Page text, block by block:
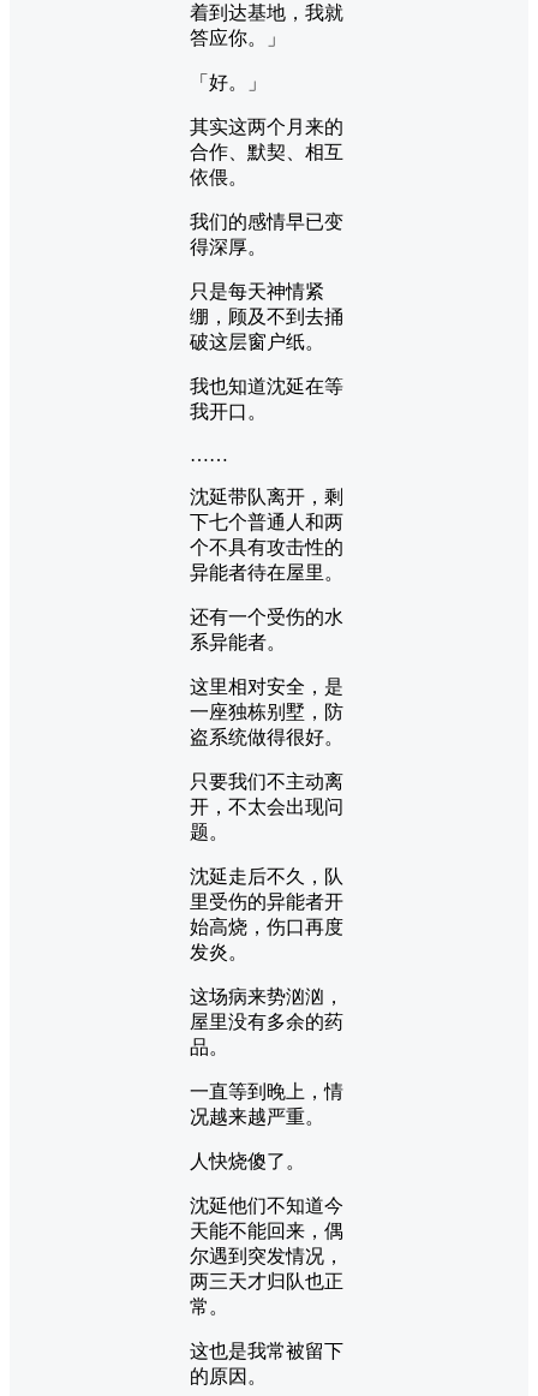
着到达基地，我就
答应你。」
「好。」
其实这两个月来的
合作、默契、相互
依偎。
我们的感情早已变
得深厚。
只是每天神情紧
绷，顾及不到去捅
破这层窗户纸。
我也知道沈延在等
我开口。
……
沈延带队离开，剩
下七个普通人和两
个不具有攻击性的
异能者待在屋里。
还有一个受伤的水
系异能者。
这里相对安全，是
一座独栋别墅，防
盗系统做得很好。
只要我们不主动离
开，不太会出现问
题。
沈延走后不久，队
里受伤的异能者开
始高烧，伤口再度
发炎。
这场病来势汹汹，
屋里没有多余的药
品。
一直等到晚上，情
况越来越严重。
人快烧傻了。
沈延他们不知道今
天能不能回来，偶
尔遇到突发情况，
两三天才归队也正
常。
这也是我常被留下
的原因。